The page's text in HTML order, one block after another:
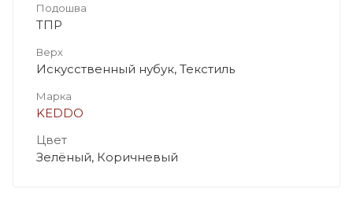
Подошва
ТПР
Верх
Искусственный нубук, Текстиль
Марка
KEDDO
Цвет
Зелёный, Коричневый